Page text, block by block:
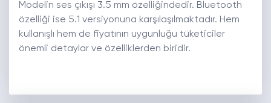
Modelin ses çıkışı 3.5 mm özelliğindedir. Bluetooth
özelliği ise 5.1 versiyonuna karşılaşılmaktadır. Hem
kullanışlı hem de fiyatının uygunluğu tüketiciler
önemli detaylar ve özelliklerden biridir.